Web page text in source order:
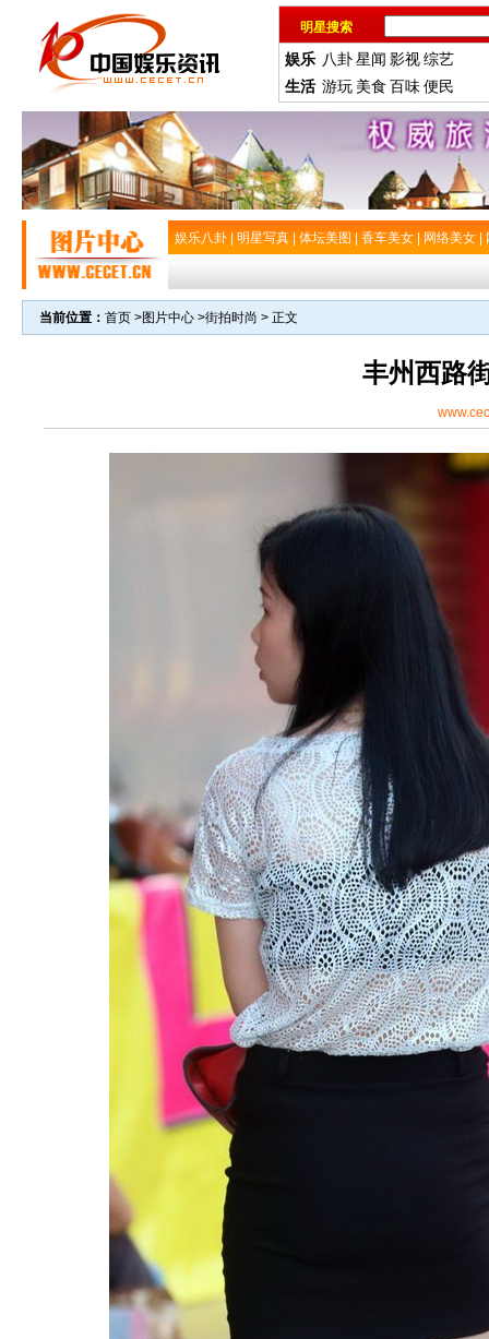
明星搜索
娱乐 八卦星闻 影视综艺
生活 游玩 美食 百味便民
娱乐八卦 明星写真 体坛美图 香车美女 网络美女
当前位置： 首页 >图片中心 >街拍时尚 > 正文
丰州西路